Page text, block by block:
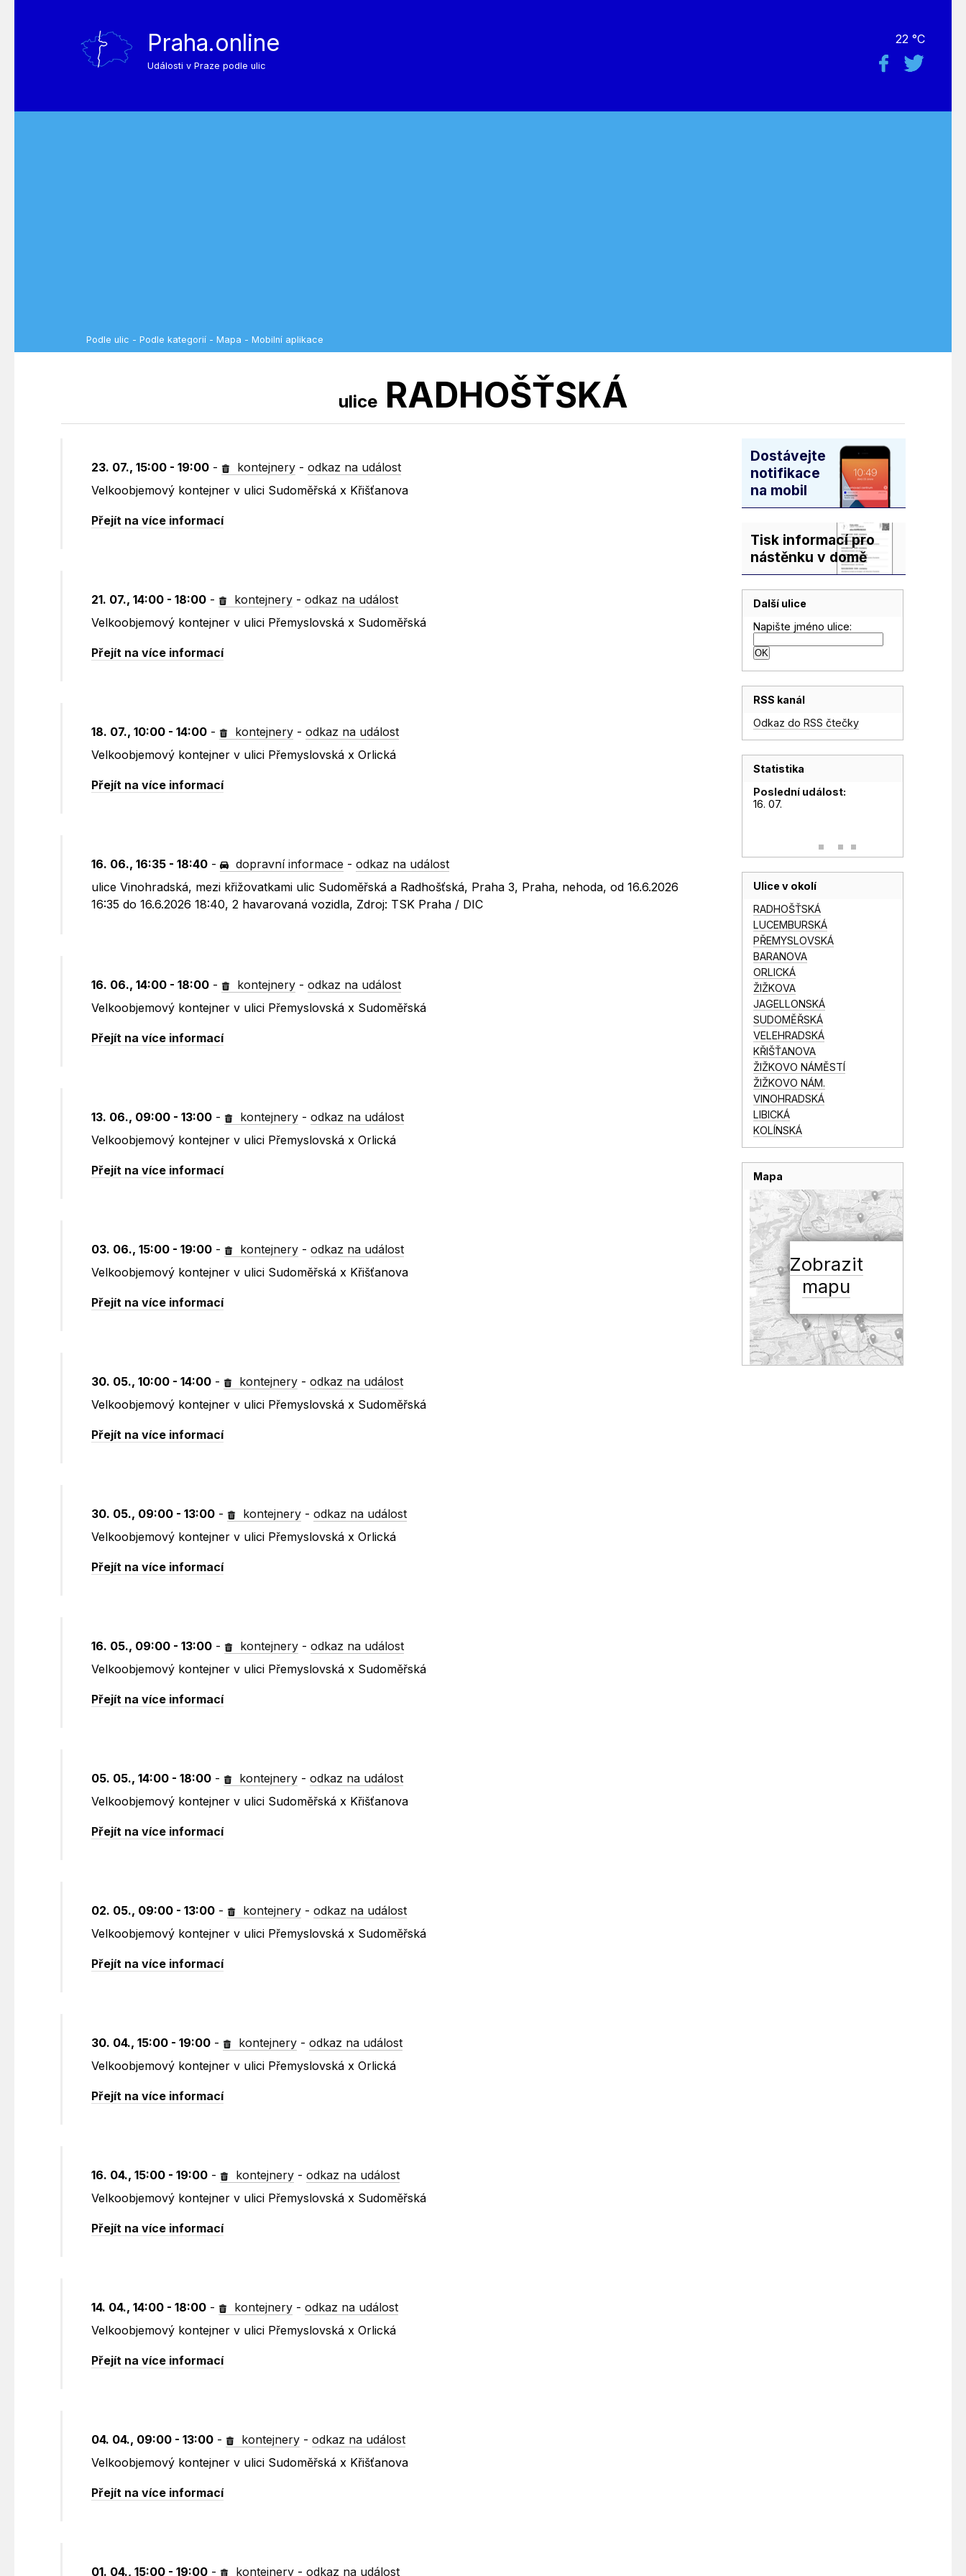
Praha.online
Události v Praze podle ulic
22 °C
Podle ulic - Podle kategorií - Mapa - Mobilní aplikace
uliceRADHOŠŤSKÁ
23. 07., 15:00 - 19:00 - kontejnery -odkaz na událost
Velkoobjemový kontejner v ulici Sudoměřská x Křišťanova
Přejít na více informací
21. 07., 14:00 - 18:00 - kontejnery -odkaz na událost
Velkoobjemový kontejner v ulici Přemyslovská x Sudoměřská
Přejít na více informací
18. 07., 10:00 - 14:00 - kontejnery -odkaz na událost
Velkoobjemový kontejner v ulici Přemyslovská x Orlická
Přejít na více informací
16. 06., 16:35 - 18:40 - dopravní informace -odkaz na událost
ulice Vinohradská, mezi křižovatkami ulic Sudoměřská a Radhošťská, Praha 3, Praha, nehoda, od 16.6.2026
16:35 do 16.6.2026 18:40, 2 havarovaná vozidla, Zdroj: TSK Praha / DIC
16. 06., 14:00 - 18:00 - kontejnery -odkaz na událost
Velkoobjemový kontejner v ulici Přemyslovská x Sudoměřská
Přejít na více informací
13. 06., 09:00 - 13:00 - kontejnery -odkaz na událost
Velkoobjemový kontejner v ulici Přemyslovská x Orlická
Přejít na více informací
03. 06., 15:00 - 19:00 - kontejnery -odkaz na událost
Velkoobjemový kontejner v ulici Sudoměřská x Křišťanova
Přejít na více informací
30. 05., 10:00 - 14:00 - kontejnery -odkaz na událost
Velkoobjemový kontejner v ulici Přemyslovská x Sudoměřská
Přejít na více informací
30. 05., 09:00 - 13:00 - kontejnery -odkaz na událost
Velkoobjemový kontejner v ulici Přemyslovská x Orlická
Přejít na více informací
16. 05., 09:00 - 13:00 - kontejnery -odkaz na událost
Velkoobjemový kontejner v ulici Přemyslovská x Sudoměřská
Přejít na více informací
05. 05., 14:00 - 18:00 - kontejnery -odkaz na událost
Velkoobjemový kontejner v ulici Sudoměřská x Křišťanova
Přejít na více informací
02. 05., 09:00 - 13:00 - kontejnery -odkaz na událost
Velkoobjemový kontejner v ulici Přemyslovská x Sudoměřská
Přejít na více informací
30. 04., 15:00 - 19:00 - kontejnery -odkaz na událost
Velkoobjemový kontejner v ulici Přemyslovská x Orlická
Přejít na více informací
16. 04., 15:00 - 19:00 - kontejnery -odkaz na událost
Velkoobjemový kontejner v ulici Přemyslovská x Sudoměřská
Přejít na více informací
14. 04., 14:00 - 18:00 - kontejnery -odkaz na událost
Velkoobjemový kontejner v ulici Přemyslovská x Orlická
Přejít na více informací
04. 04., 09:00 - 13:00 - kontejnery -odkaz na událost
Velkoobjemový kontejner v ulici Sudoměřská x Křišťanova
Přejít na více informací
01. 04., 15:00 - 19:00 - kontejnery -odkaz na událost
Dostávejte
notifikace
na mobil
Tisk informací pro
nástěnku v domě
Další ulice
Napište jméno ulice:
RSS kanál
Odkaz do RSS čtečky
Statistika
Poslední událost:
16. 07.
Ulice v okolí
RADHOŠŤSKÁ
LUCEMBURSKÁ
PŘEMYSLOVSKÁ
BARANOVA
ORLICKÁ
ŽIŽKOVA
JAGELLONSKÁ
SUDOMĚŘSKÁ
VELEHRADSKÁ
KŘIŠŤANOVA
ŽIŽKOVO NÁMĚSTÍ
ŽIŽKOVO NÁM.
VINOHRADSKÁ
LIBICKÁ
KOLÍNSKÁ
Mapa
Zobrazit
mapu